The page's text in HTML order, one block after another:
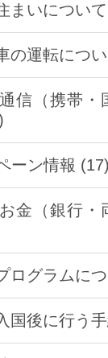
まいについ
の運転につ
信（携帯・
ーン情報 (17)
金（銀行・
ログラムに
国後に行う